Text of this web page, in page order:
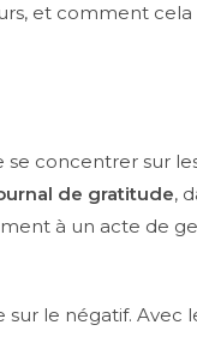
et comment
se concentrer sur
de gratitude,
à un acte de
le négatif. Avec